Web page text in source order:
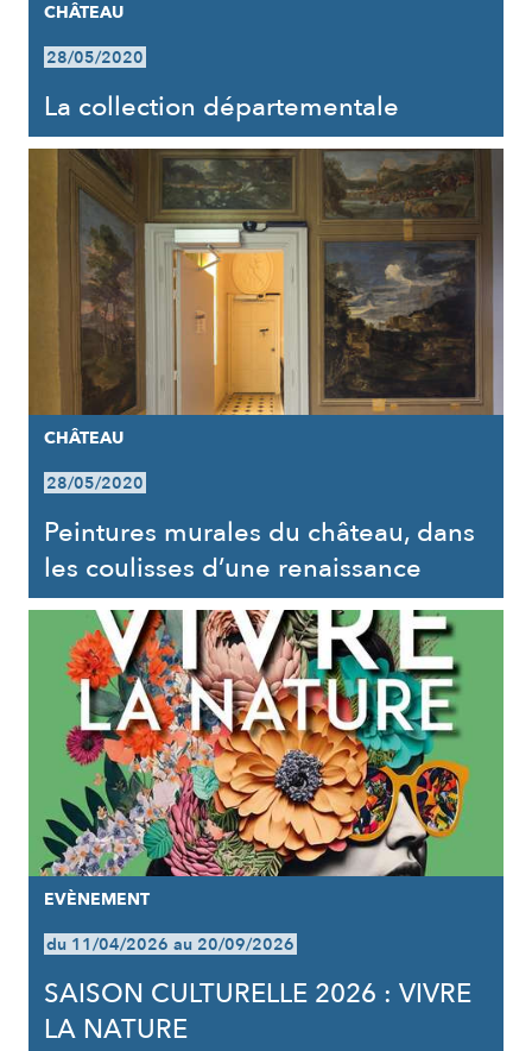
CHÂTEAU
28/05/2020
La collection départementale
CHÂTEAU
28/05/2020
Peintures murales du château, dans
les coulisses d’une renaissance
EVÈNEMENT
du 11/04/2026 au 20/09/2026
SAISON CULTURELLE 2026 : VIVRE
LA NATURE